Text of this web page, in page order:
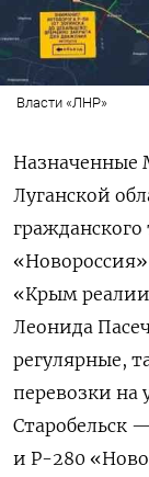
Власти «ЛНР»
Назначенные
Луганской
гражданского
«Крым
Леонида
регулярные,
перевозки на
Старобельск
и Р-280